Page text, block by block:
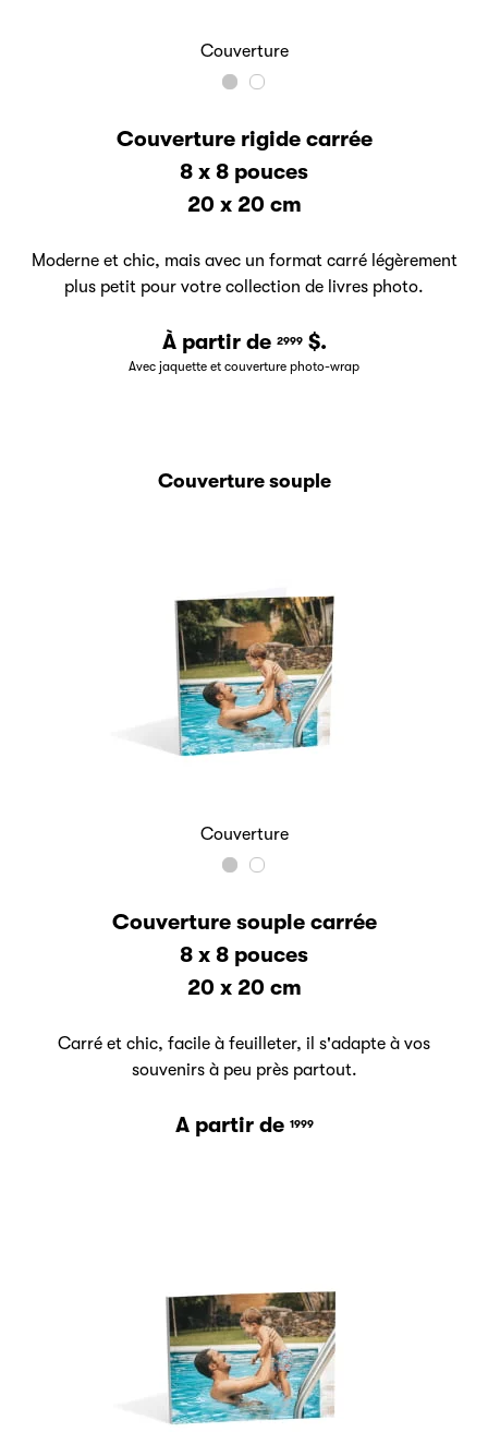
Couverture
Couverture rigide carrée
8 x 8 pouces
20 x 20 cm
Moderne et chic, mais avec un format carré légèrement
plus petit pour votre collection de livres photo.
À partir de 2999$.
Avec jaquette et couverture photo-wrap
Couverture souple
Couverture
Couverture souple carrée
8 x 8 pouces
20 x 20 cm
Carré et chic, facile à feuilleter, il s'adapte à vos
souvenirs à peu près partout.
A partir de 1999